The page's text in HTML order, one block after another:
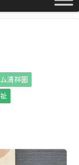
清祥園